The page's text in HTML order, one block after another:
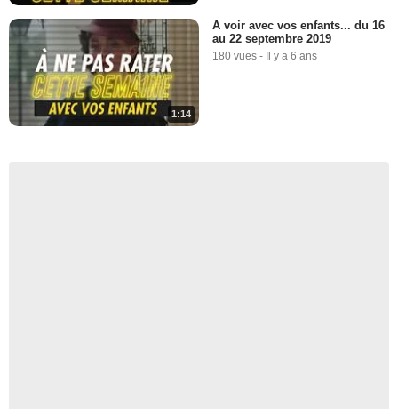
1:14
A voir avec vos enfants... du 16
au 22 septembre 2019
180 vues - Il y a 6 ans